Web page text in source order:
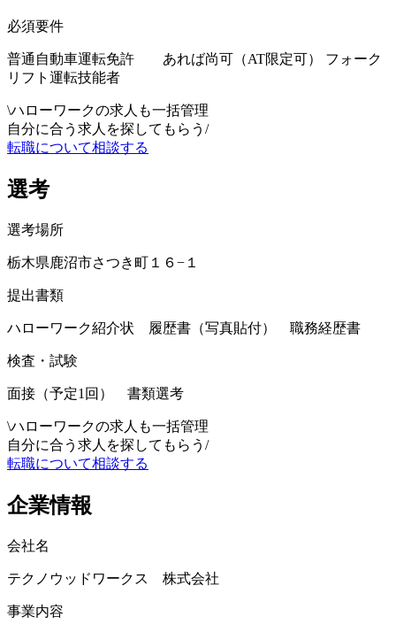
必須要件
普通自動車運転免許 あれば尚可（AT限定可） フォーク
リフト運転技能者
\ハローワークの求人も一括管理
自分に合う求人を探してもらう /
転職について相談する
選考
選考場所
栃木県鹿沼市さつき町１６−１
提出書類
ハローワーク紹介状 履歴書（写真貼付） 職務経歴書
検査・試験
面接（予定1回） 書類選考
\ハローワークの求人も一括管理
自分に合う求人を探してもらう /
転職について相談する
企業情報
会社名
テクノウッドワークス 株式会社
事業内容